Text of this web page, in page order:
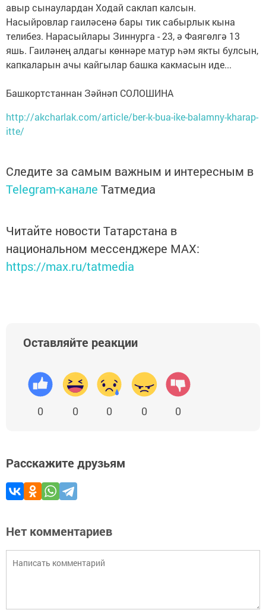
авыр сынаулардан Ходай саклап калсын.
Насыйровлар гаиләсенә бары тик сабырлык кына
телибез. Нарасыйлары Зиннурга - 23, ә Фаягөлгә 13
яшь. Гаиләнең алдагы көннәре матур һәм якты булсын,
капкаларын ачы кайгылар башка какмасын иде...
Башкортстаннан Зәйнәп СОЛОШИНА
http://akcharlak.com/article/ber-k-bua-ike-balamny-kharap-
itte/
Следите за самым важным и интересным в
Telegram-канале Татмедиа
Читайте новости Татарстана в
национальном мессенджере MАХ:
https://max.ru/tatmedia
Оставляйте реакции
0 0 0 0 0
Расскажите друзьям
Нет комментариев